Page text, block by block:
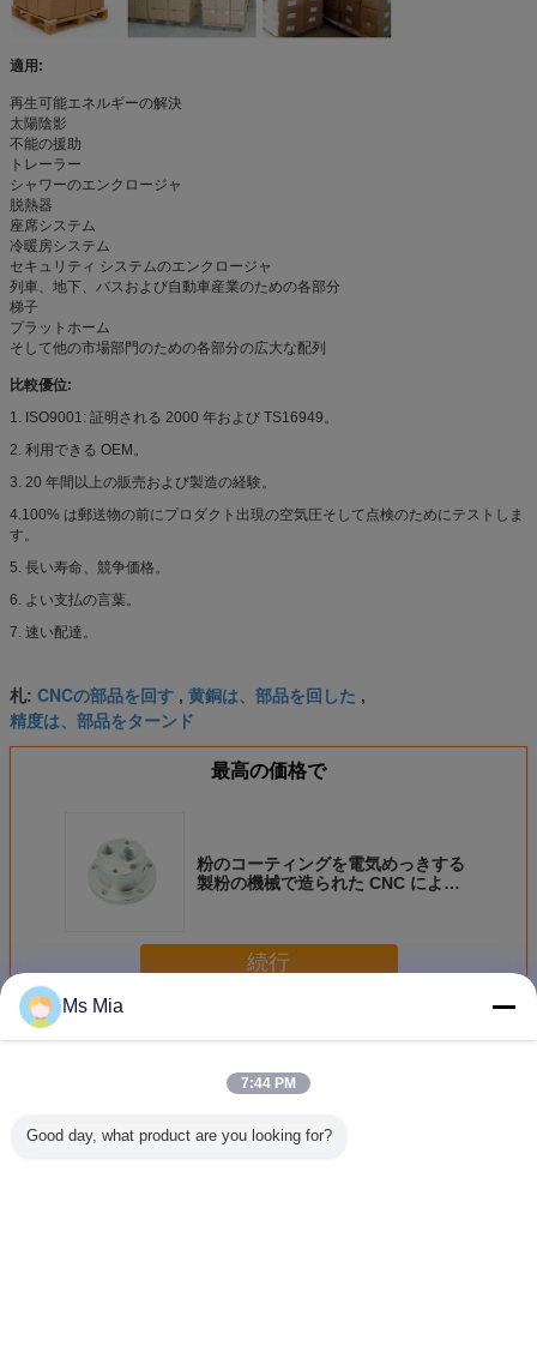
適用:
再生可能エネルギーの解決
太陽陰影
不能の援助
トレーラー
シャワーのエンクロージャ
脱熱器
座席システム
冷暖房システム
セキュリティ システムのエンクロージャ
列車、地下、バスおよび自動車産業のための各部分
梯子
プラットホーム
そして他の市場部門のための各部分の広大な配列
比較優位:
1. ISO9001: 証明される 2000 年および TS16949。
2. 利用できる OEM。
3. 20 年間以上の販売および製造の経験。
4.100% は郵送物の前にプロダクト出現の空気圧そして点検のためにテストしま
す。
5. 長い寿命、競争価格。
6. よい支払の言葉。
7. 速い配達。
札: CNCの部品を回す , 黄銅は、部品を回した ,
精度は、部品をターンド
最高の価格で
粉のコーティングを電気めっきする
製粉の機械で造られた CNC によっ
続行
多くCNCは、パーツをターンド
Ms Mia
7:44 PM
Good day, what product are you looking for?